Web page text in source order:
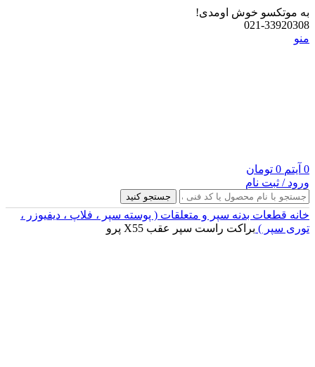
به موتکسو خوش اومدی!
021-33920308
منو
0 آیتم 0 تومان
ورود / ثبت نام
جستجو کنید
خانه قطعات بدنه سپر و متعلقات ( پوسته سپر ، فلاپ ، دیفیوزر ،
توری سپر ) براکت راست سپر عقب X55 پرو